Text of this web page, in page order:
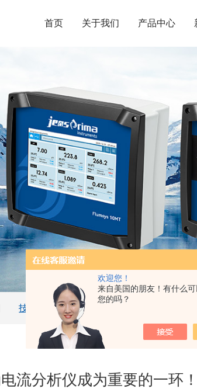
欢迎您！
来自美国的朋友！有什么
您的吗？
首页 关于我们 产品中心
技术文章
流分析仪成为重要的一环！